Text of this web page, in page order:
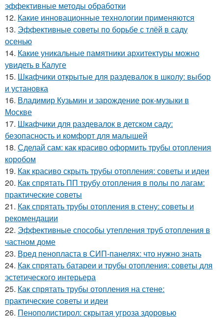
эффективные методы обработки
12. Какие инновационные технологии применяются
13. Эффективные советы по борьбе с тлёй в саду
осенью
14. Какие уникальные памятники архитектуры можно
увидеть в Калуге
15. Шкафчики открытые для раздевалок в школу: выбор
и установка
16. Владимир Кузьмин и зарождение рок-музыки в
Москве
17. Шкафчики для раздевалок в детском саду:
безопасность и комфорт для малышей
18. Сделай сам: как красиво оформить трубы отопления
коробом
19. Как красиво скрыть трубы отопления: советы и идеи
20. Как спрятать ПП трубу отопления в полы по лагам:
практические советы
21. Как спрятать трубы отопления в стену: советы и
рекомендации
22. Эффективные способы утепления труб отопления в
частном доме
23. Вред пенопласта в СИП-панелях: что нужно знать
24. Как спрятать батареи и трубы отопления: советы для
эстетического интерьера
25. Как спрятать трубы отопления на стене:
практические советы и идеи
26. Пенополистирол: скрытая угроза здоровью